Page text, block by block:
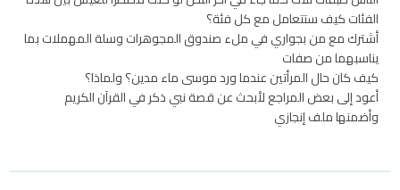
الفئات كيف ستتعامل مع كل فئة؟
أشترك مع من بجواري في ملء صندوق المجوهرات وسلة المهملات بما
يناسبهما من صفات
كيف كان حال المرأتين عندما ورد موسى ماء مدين؟ ولماذا؟
أعود إلى بعض المراجع لأبحث عن قصة نبي ذكر في القرآن الكريم
وأضمنها ملف إنجازي